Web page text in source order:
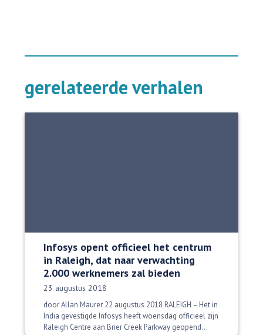
gerelateerde verhalen
Infosys opent officieel het centrum
in Raleigh, dat naar verwachting
2.000 werknemers zal bieden
Datum gepubliceerd:
23 augustus 2018
door Allan Maurer 22 augustus 2018 RALEIGH – Het in
India gevestigde Infosys heeft woensdag officieel zijn
Raleigh Centre aan Brier Creek Parkway geopend...